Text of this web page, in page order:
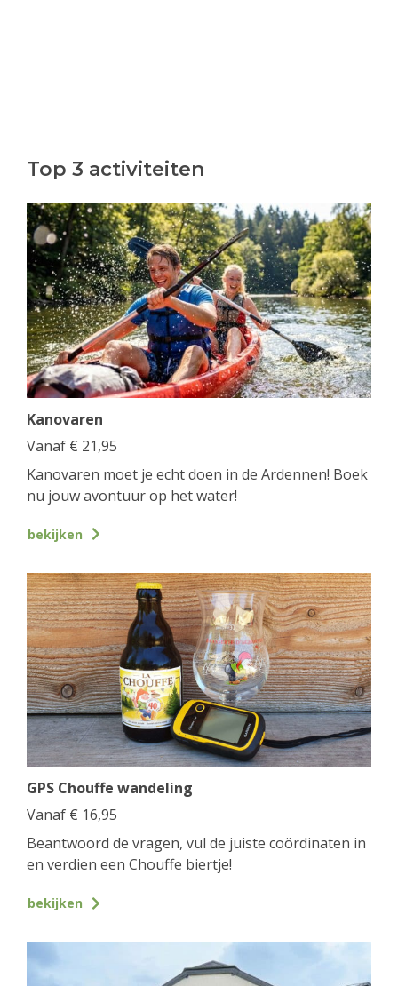
Top 3 activiteiten
Kanovaren
Vanaf € 21,95
Kanovaren moet je echt doen in de Ardennen! Boek
nu jouw avontuur op het water!
bekijken
GPS Chouffe wandeling
Vanaf € 16,95
Beantwoord de vragen, vul de juiste coördinaten in
en verdien een Chouffe biertje!
bekijken